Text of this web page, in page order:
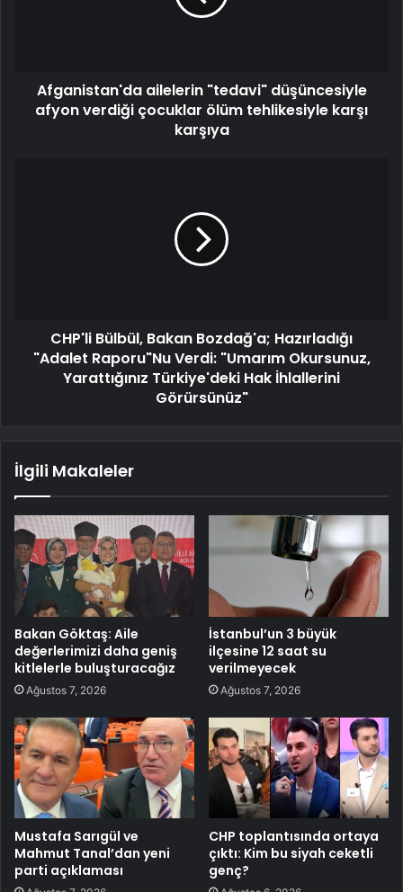
Afganistan'da ailelerin "tedavi" düşüncesiyle
afyon verdiği çocuklar ölüm tehlikesiyle karşı
karşıya
CHP'li Bülbül, Bakan Bozdağ'a; Hazırladığı
"Adalet Raporu"Nu Verdi: "Umarım Okursunuz,
Yarattığınız Türkiye'deki Hak İhlallerini
Görürsünüz"
İlgili Makaleler
Bakan Göktaş: Aile
değerlerimizi daha geniş
kitlelerle buluşturacağız
Ağustos 7, 2026
İstanbul’un 3 büyük
ilçesine 12 saat su
verilmeyecek
Ağustos 7, 2026
Mustafa Sarıgül ve
Mahmut Tanal’dan yeni
parti açıklaması
CHP toplantısında ortaya
çıktı: Kim bu siyah ceketli
genç?